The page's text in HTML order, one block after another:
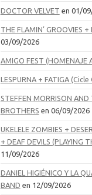
DOCTOR VELVET en 01/
THE FLAMIN’ GROOVIES +
03/09/2026
AMIGO FEST (HOMENAJE
LESPURNA + FATIGA
STEFFEN MORRISON AND
BROTHERS en 06/09/2026
UKELELE ZOMBIES +
+ DEAF DEVILS (PLAYING
11/09/2026
DANIEL HIGIÉNICO Y LA
BAND en 12/09/2026